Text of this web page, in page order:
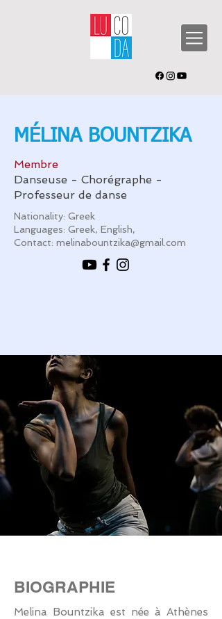
MÉLINA BOUNTZIKA
Membre
Danseuse - Chorégraphe -
Professeur de danse
Nationality: Greek
Languages: Greek, English,
Contact: melinabountzika@gmail.com
BIOGRAPHIE
Melina Bountzika est née à Athènes